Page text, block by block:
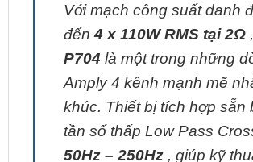
Với mạch công suất danh
đến4 x 110W RMS tại 2Ω ,
P704 là một trong những
Amply 4 kênh mạnh mẽ
khúc. Thiết bị tích hợp sẵn
tần số thấp Low Pass
50Hz – 250Hz , giúp kỹ